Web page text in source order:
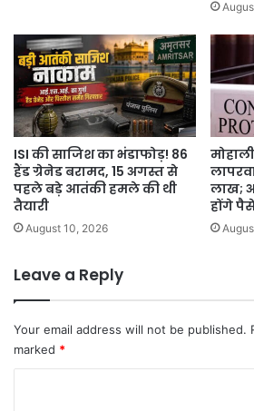
ISI की साजिश का भंडाफोड़! 86
हैंड ग्रेनेड बरामद, 15 अगस्त से
पहले बड़े आतंकी हमले की थी
तैयारी
August 10, 2026
लाख;
होंगे
Leave a Reply
Your email address will not be published.
marked *